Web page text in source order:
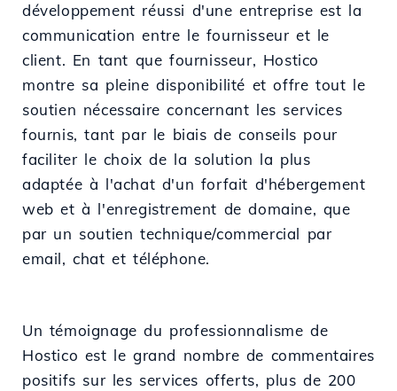
développement réussi d'une entreprise est la
communication entre le fournisseur et le
client. En tant que fournisseur, Hostico
montre sa pleine disponibilité et offre tout le
soutien nécessaire concernant les services
fournis, tant par le biais de conseils pour
faciliter le choix de la solution la plus
adaptée à l'achat d'un forfait d'hébergement
web et à l'enregistrement de domaine, que
par un soutien technique/commercial par
email, chat et téléphone.
Un témoignage du professionnalisme de
Hostico est le grand nombre de commentaires
positifs sur les services offerts, plus de 200